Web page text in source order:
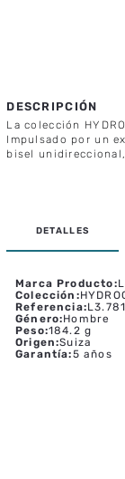
La colección
Impulsado por un
bisel
Marca Producto:
Colección :
Referencia:
Género:Hombre
Peso:184.2 g
Origen:Suiza
Garantía:5 años